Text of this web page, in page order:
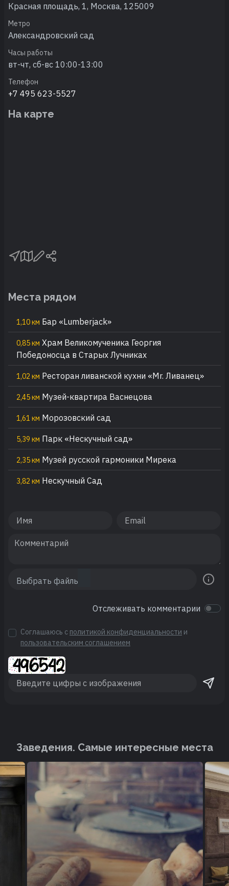
Красная площадь, 1, Москва, 125009
Метро
Александровский сад
Часы работы
вт-чт, сб-вс 10:00-13:00
Телефон
+7 495 623-5527
На карте
Места рядом
1,10 км Бар «Lumberjack»
0,85 км Храм Великомученика Георгия
Победоносца в Старых Лучниках
1,02 км Ресторан ливанской кухни «Mr. Ливанец»
2,45 км Музей-квартира Васнецова
1,61 км Морозовский сад
5,39 км Парк «Нескучный сад»
2,35 км Музей русской гармоники Мирека
3,82 км Нескучный Сад
Отслеживать комментарии
Соглашаюсь с политикой конфиденциальности и
пользовательским соглашением
Заведения. Cамые интересные места